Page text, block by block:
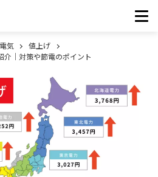
電気
値上げ
介｜対策や節電のポイント